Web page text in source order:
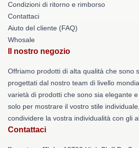
Condizioni di ritorno e rimborso
Contattaci
Aiuto del cliente (FAQ)
Whosale
Il nostro negozio
Offriamo prodotti di alta qualità che sono
progettati dal nostro team di livello
varietà di prodotti che sono sia elegante
solo per mostrare il vostro stile
condividere la vostra individualità con gli
Contattaci